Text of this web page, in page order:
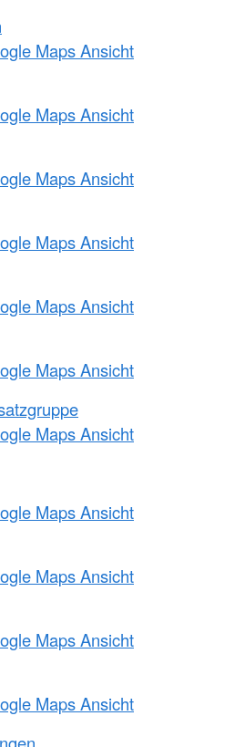
Maps Ansicht
Maps Ansicht
Maps Ansicht
Maps Ansicht
Maps Ansicht
Maps Ansicht
Maps Ansicht
Maps Ansicht
Maps Ansicht
Maps Ansicht
Maps Ansicht